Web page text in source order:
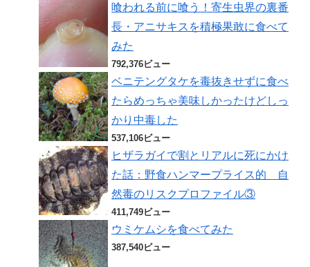
喰われる前に喰う！寄生虫界の裏番
長・アニサキスを積極果敢に食べて
みた
792,376ビュー
ベニテングタケを毒抜きせずに食べ
たらめっちゃ美味しかったけどしっ
かり中毒した
537,106ビュー
ヒザラガイで割とリアルに死にかけ
た話：野食ハンマープライス的 自
然毒のリスクプロファイル③
411,749ビュー
ウミケムシを食べてみた
387,540ビュー